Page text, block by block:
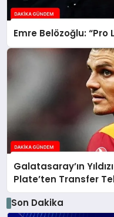
Emre Belözoğlu: “Pro
Galatasaray’ın
Plate’ten Transfer
Son Dakika